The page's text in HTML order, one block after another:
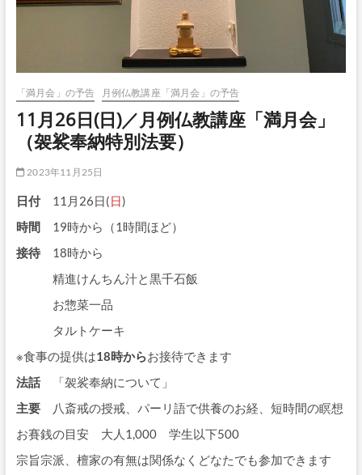
「満月会」の予告 月例仏教講座「満月会」の予告
11月26日(日)／月例仏教講座「満月会」
（袈裟奉納特別法要）
2023年11月25日
日付11月26日(日)
時間19時から（1時間ほど）
接待18時から
精進けんちん汁と黒千石飯
お惣菜一品
タルトケーキ
※食事の提供は18時からお接待できます
法話「袈裟奉納について」
主要八斎戒の授戒、パーリ語で供養のお経、短時間の瞑想
お賽銭の目安 大人1,000 学生以下500
宗旨宗派、檀家の有無は関係なくどなたでも参加できます